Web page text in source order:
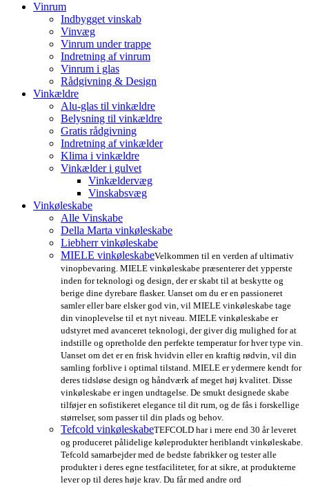
Vinrum
Indbygget vinskab
Vinvæg
Vinrum under trappe
Indretning af vinrum
Vinrum i glas
Rådgivning & Design
Vinkældre
Alu-glas til vinkældre
Belysning til vinkældre
Gratis rådgivning
Indretning af vinkælder
Klima i vinkældre
Vinkælder i gulvet
Vinkældervæg
Vinskabsvæg
Vinkøleskabe
Alle Vinskabe
Della Marta vinkøleskabe
Liebherr vinkøleskabe
MIELE vinkøleskabeVelkommen til en verden af ultimativ
vinopbevaring. MIELE vinkøleskabe præsenterer det ypperste
inden for teknologi og design, der er skabt til at beskytte og
berige dine dyrebare flasker. Uanset om du er en passioneret
samler eller bare elsker god vin, vil MIELE vinkøleskabe tage
din vinoplevelse til et nyt niveau. MIELE vinkøleskabe er
udstyret med avanceret teknologi, der giver dig mulighed for at
indstille og opretholde den perfekte temperatur for hver type vin.
Uanset om det er en frisk hvidvin eller en kraftig rødvin, vil din
samling forblive i optimal tilstand. MIELE er ydermere kendt for
deres tidsløse design og håndværk af meget høj kvalitet. Disse
vinkøleskabe er ingen undtagelse. De smukt designede skabe
tilføjer en sofistikeret elegance til dit rum, og de fås i forskellige
størrelser, som passer til din plads og behov.
Tefcold vinkøleskabeTEFCOLD har i mere end 30 år leveret
og produceret pålidelige køleprodukter heriblandt vinkøleskabe.
Tefcold samarbejder med de bedste fabrikker og tester alle
produkter i deres egne testfaciliteter, for at sikre, at produkterne
lever op til deres høje krav. Du får med andre ord